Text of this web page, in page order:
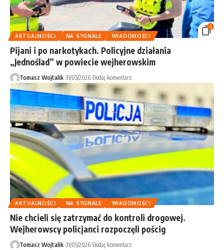
4
AKTUALNOŚCI
NA SYGNALE WIADOMOŚCI
Pijani i po narkotykach. Policyjne działania
„Jednoślad” w powiecie wejherowskim
Tomasz Wojtalik 31/05/2026 Dodaj komentarz
AKTUALNOŚCI NA SYGNALE WIADOMOŚCI
Nie chcieli się zatrzymać do kontroli drogowej.
Wejherowscy policjanci rozpoczęli pościg
Tomasz Wojtalik 31/05/2026 Dodaj komentarz